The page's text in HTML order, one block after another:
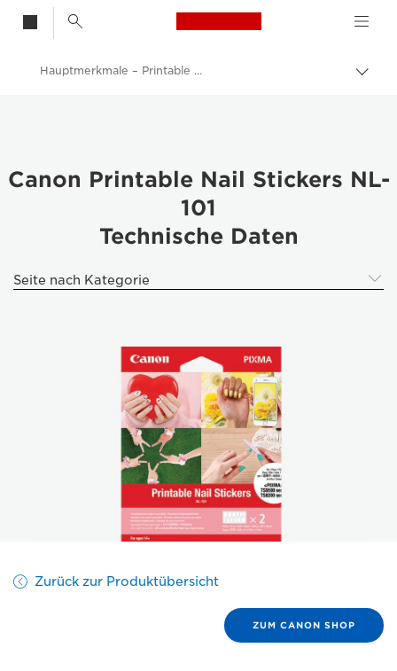
Canon Logo, back
Auf
Hauptmerkmale – Printable Nail Stickers NL-101
Canon Printable Nail Stickers NL-
101
Technische Daten
Seite nach Kategorie
Zurück zur Produktübersicht
ZUM CANON SHOP